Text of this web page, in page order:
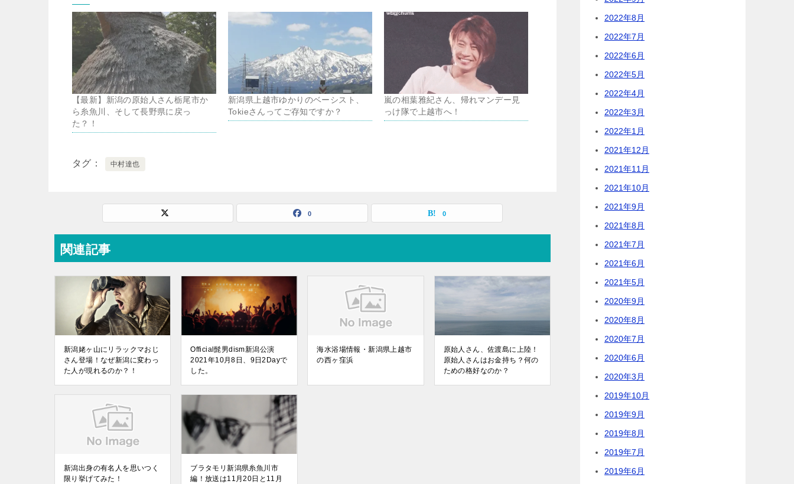
【最新】新潟の原始人さん栃尾市か
ら糸魚川、そして長野県に戻っ
た？！
新潟県上越市ゆかりのベーシスト、
Tokieさんってご存知ですか？
嵐の相葉雅紀さん、帰れマンデー見
っけ隊で上越市へ！
タグ 中村達也
0 0
関連記事
新潟姥ヶ山にリラックマおじ
さん登場！なぜ新潟に変わっ
た人が現れるのか？！
Official髭男dism新潟公演
2021年10月8日、9日2Dayで
した。
海水浴場情報・新潟県上越市
の西ヶ窪浜
原始人さん、佐渡島に上陸！
原始人さんはお金持ち？何の
ための格好なのか？
新潟出身の有名人を思いつく
限り挙げてみた！
ブラタモリ新潟県糸魚川市
編！放送は11月20日と11月
2022年8月
2022年7月
2022年6月
2022年5月
2022年4月
2022年3月
2022年1月
2021年12月
2021年11月
2021年10月
2021年9月
2021年8月
2021年7月
2021年6月
2021年5月
2020年9月
2020年8月
2020年7月
2020年6月
2020年3月
2019年10月
2019年9月
2019年8月
2019年7月
2019年6月